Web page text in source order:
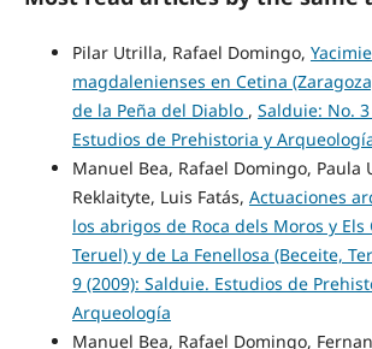
Pilar Utrilla, Rafael Domingo,
magdalenienses en Cetina
de la Peña del Diablo , Salduie: No.
Estudios de Prehistoria y
Manuel Bea, Rafael Domingo, Paula
Reklaityte, Luis Fatás, Actuaciones
los abrigos de Roca dels Moros y Els
Teruel) y de La Fenellosa (Beceite,
9 (2009): Salduie. Estudios de
Arqueología
Manuel Bea, Rafael Domingo,